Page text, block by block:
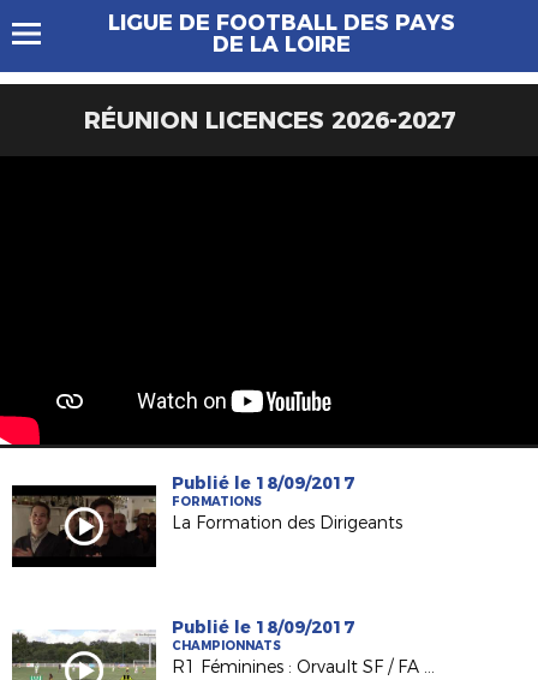
LIGUE DE FOOTBALL DES PAYS
DE LA LOIRE
RÉUNION LICENCES 2026-2027
Publié le 18/09/2017
FORMATIONS
La Formation des Dirigeants
Publié le 18/09/2017
CHAMPIONNATS
R1 Féminines : Orvault SF / FA Laval (2-0)